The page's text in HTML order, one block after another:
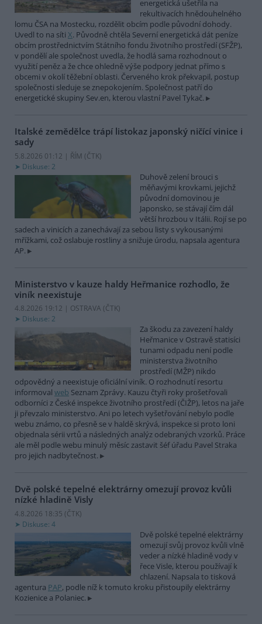
energetická ušetřila na
rekultivacích hnědouhelného
lomu ČSA na Mostecku, rozdělit obcím podle původní dohody.
Uvedl to na síti X. Původně chtěla Severní energetická dát peníze
obcím prostřednictvím Státního fondu životního prostředí (SFŽP),
v pondělí ale společnost uvedla, že hodlá sama rozhodnout o
využití peněz a že chce ohledně výše podpory jednat přímo s
obcemi v okolí těžební oblasti. Červeného krok překvapil, postup
společnosti sleduje se znepokojením. Společnost patří do
energetické skupiny Sev.en, kterou vlastní Pavel Tykač.
Italské zemědělce trápí listokaz japonský ničící vinice i
sady
5.8.2026 01:12 | ŘÍM (ČTK)
Diskuse: 2
Duhově zelení brouci s
měňavými krovkami, jejichž
původní domovinou je
Japonsko, se stávají čím dál
větší hrozbou v Itálii. Rojí se po
sadech a vinicích a zanechávají za sebou listy s vykousanými
mřížkami, což oslabuje rostliny a snižuje úrodu, napsala agentura
AP.
Ministerstvo v kauze haldy Heřmanice rozhodlo, že
viník neexistuje
4.8.2026 19:12 | OSTRAVA (ČTK)
Diskuse: 2
Za škodu za zavezení haldy
Heřmanice v Ostravě statisíci
tunami odpadu není podle
ministerstva životního
prostředí (MŽP) nikdo
odpovědný a neexistuje oficiální viník. O rozhodnutí resortu
informoval web Seznam Zprávy. Kauzu čtyři roky prošetřovali
odborníci z České inspekce životního prostředí (ČIŽP), letos na jaře
ji převzalo ministerstvo. Ani po letech vyšetřování nebylo podle
webu známo, co přesně se v haldě skrývá, inspekce si proto loni
objednala sérii vrtů a následných analýz odebraných vzorků. Práce
ale měl podle webu minulý měsíc zastavit šéf úřadu Pavel Straka
pro jejich nadbytečnost.
Dvě polské tepelné elektrárny omezují provoz kvůli
nízké hladině Visly
4.8.2026 18:35 (ČTK)
Diskuse: 4
Dvě polské tepelné elektrárny
omezují svůj provoz kvůli vlně
veder a nízké hladině vody v
řece Visle, kterou používají k
chlazení. Napsala to tisková
agentura PAP, podle níž k tomuto kroku přistoupily elektrárny
Kozienice a Polaniec.